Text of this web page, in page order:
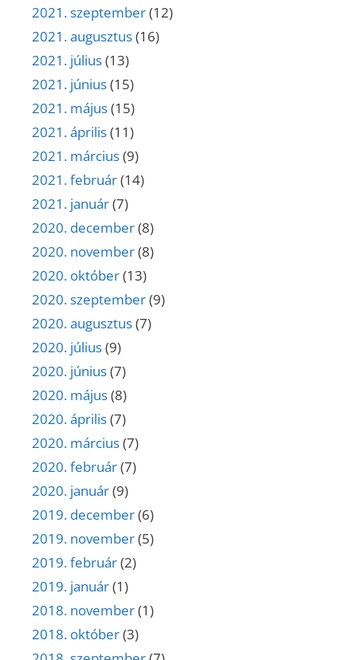
2021. szeptember(12)
2021. augusztus(16)
2021. július(13)
2021. június(15)
2021. május(15)
2021. április(11)
2021. március(9)
2021. február(14)
2021. január(7)
2020. december(8)
2020. november(8)
2020. október(13)
2020. szeptember(9)
2020. augusztus(7)
2020. július(9)
2020. június(7)
2020. május(8)
2020. április(7)
2020. március(7)
2020. február(7)
2020. január(9)
2019. december(6)
2019. november(5)
2019. február(2)
2019. január(1)
2018. november(1)
2018. október(3)